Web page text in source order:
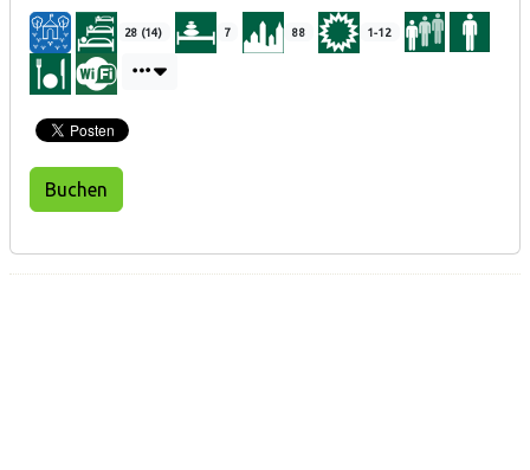
28 (14) 7 88 1-12
Buchen